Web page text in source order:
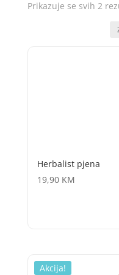
Prikazuje se svih 2
Herbalist pjena
19,90 KM
Akcija!